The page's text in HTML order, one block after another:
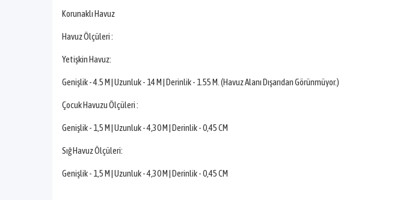
Korunaklı Havuz
Havuz Ölçüleri :
Yetişkin Havuz:
Genişlik - 4.5 M | Uzunluk - 14 M | Derinlik - 1.55 M. (Havuz Alanı Dışarıdan Görünmüyor.)
Çocuk Havuzu Ölçüleri :
Genişlik - 1,5 M | Uzunluk - 4,30 M | Derinlik - 0,45 CM
Sığ Havuz Ölçüleri:
Genişlik - 1,5 M | Uzunluk - 4,30 M | Derinlik - 0,45 CM